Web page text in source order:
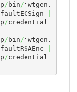
/ bin /jwtgen.
/credential
/ bin /jwtgen.
/credential